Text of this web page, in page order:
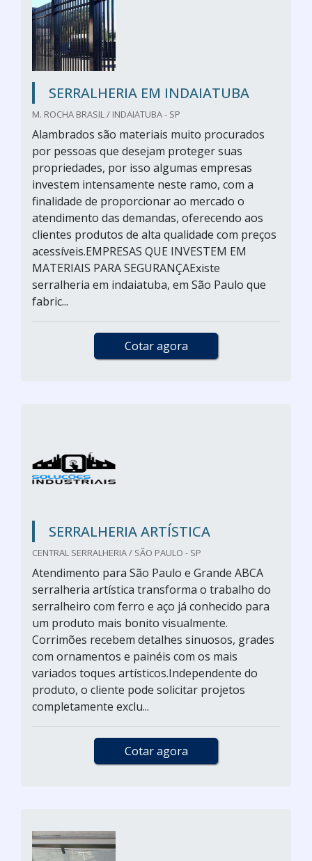
SERRALHERIA EM INDAIATUBA
M. ROCHA BRASIL / INDAIATUBA - SP
Alambrados são materiais muito procurados
por pessoas que desejam proteger suas
propriedades, por isso algumas empresas
investem intensamente neste ramo, com a
finalidade de proporcionar ao mercado o
atendimento das demandas, oferecendo aos
clientes produtos de alta qualidade com preços
acessíveis.EMPRESAS QUE INVESTEM EM
MATERIAIS PARA SEGURANÇAExiste
serralheria em indaiatuba, em São Paulo que
fabric...
Cotar agora
SERRALHERIA ARTÍSTICA
CENTRAL SERRALHERIA / SÃO PAULO - SP
Atendimento para São Paulo e Grande ABCA
serralheria artística transforma o trabalho do
serralheiro com ferro e aço já conhecido para
um produto mais bonito visualmente.
Corrimões recebem detalhes sinuosos, grades
com ornamentos e painéis com os mais
variados toques artísticos.Independente do
produto, o cliente pode solicitar projetos
completamente exclu...
Cotar agora